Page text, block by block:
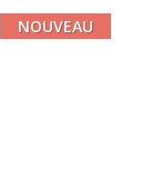
NOUVEAU